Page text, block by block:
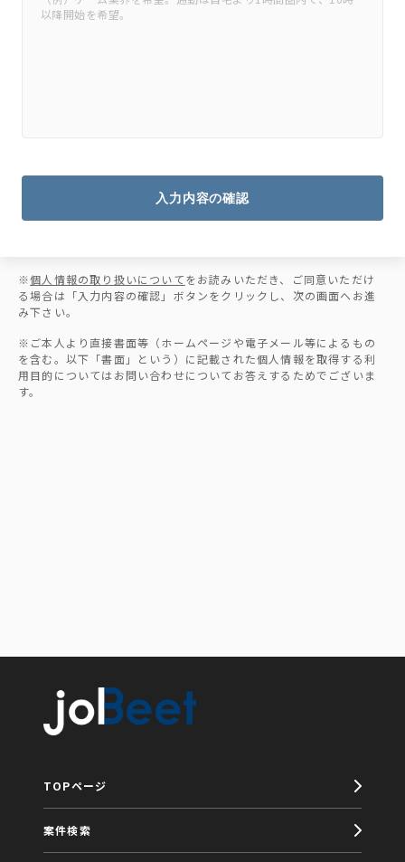
入力内容の確認
※個人情報の取り扱いについてをお読みいただき、ご同意いただけ
る場合は「入力内容の確認」ボタンをクリックし、次の画面へお進
み下さい。
※ご本人より直接書面等（ホームページや電子メール等によるもの
を含む。以下「書面」という）に記載された個人情報を取得する利
用目的についてはお問い合わせについてお答えするためでございま
す。
TOPページ
案件検索